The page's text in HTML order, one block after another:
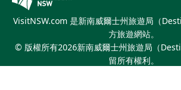
繽紛悉尼燈光音樂節
VisitNSW.com 是新南威爾士州旅遊局（
方旅遊網站。
© 版權所有2026新南威爾士州旅遊局（
留所有權利。